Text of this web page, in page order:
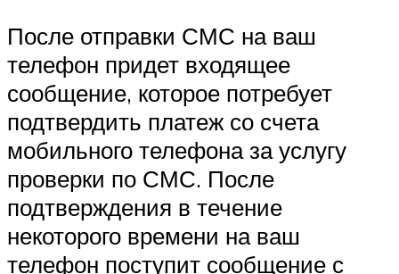
После отправки СМС на ваш
телефон придет входящее
сообщение, которое потребует
подтвердить платеж со счета
мобильного телефона за услугу
проверки по СМС. После
подтверждения в течение
некоторого времени на ваш
телефон поступит сообщение с